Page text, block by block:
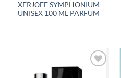
XERJOFF SYMPHONIUM
UNISEX 100 ML PARFUM